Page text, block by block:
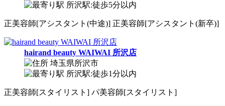
所沢駅:徒歩5分以内
正美容師[アシスタント(中途)] 正美容師[アシスタント(新卒)]
hairand beauty WAIWAI 所沢店
埼玉県所沢市
所沢駅:徒歩1分以内
正美容師[スタイリスト] パ美容師[スタイリスト]